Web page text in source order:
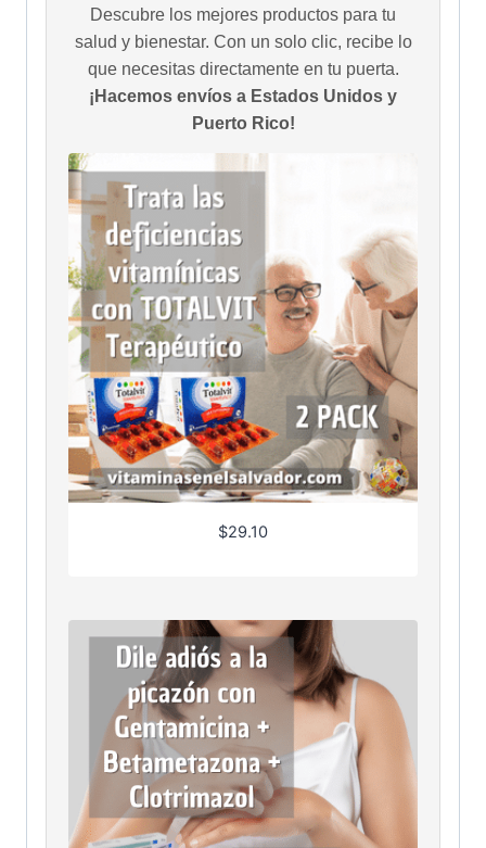
Descubre los mejores productos para tu
salud y bienestar. Con un solo clic, recibe lo
que necesitas directamente en tu puerta.
¡Hacemos envíos a Estados Unidos y
Puerto Rico!
$29.10